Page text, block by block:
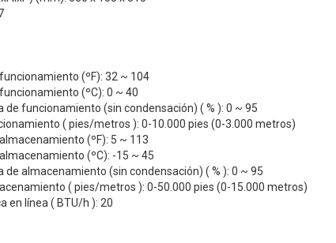
(ºF): 32 ~ 104
(ºC): 0 ~ 40
de funcionamiento (sin condensación) ( % ): 0 ~ 95
( pies/metros ): 0-10.000 pies (0-3.000 metros)
(ºF): 5 ~ 113
(ºC): -15 ~ 45
de almacenamiento (sin condensación) ( % ): 0 ~ 95
( pies/metros ): 0-50.000 pies (0-15.000 metros)
en línea ( BTU/h ): 20